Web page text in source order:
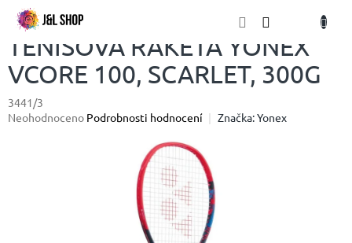
Přejít
obsahTENISOVÁ RAKETA YONEX
VCORE 100, SCARLET, 300G
3441/3
Průměrné
Neohodnoceno Podrobnosti hodnocení Značka:Yonex